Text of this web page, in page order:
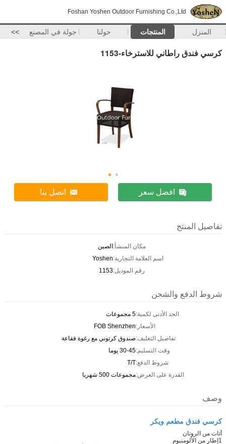
Foshan Yoshen Outdoor Furnishing Co.,Ltd
المنزل المنتجات حولنا جولة في المصنع >>
كرسي فندق راطاني للاسترخاء-1153
افضل سعر اتصل بنا
تفاصيل المنتج
مكان المنشأ:الصين
اسم العلامة التجارية:Yoshen
رقم الموديل:1153
شروط الدفع والشحن
الحد الأدنى لكمية:5 مجموعات
الأسعار:FOB Shenzhen
تفاصيل التغليف:صندوق كرتوني مع رغوة فقاعة
وقت التسليم:30-45 يوما
شروط الدفع:T/T
القدرة على العرض:مجموعات 500 شهريا
وصف
كرسي فندق مطعم ويكر
أثاث من الروتان
1إطار من الألومنيوم